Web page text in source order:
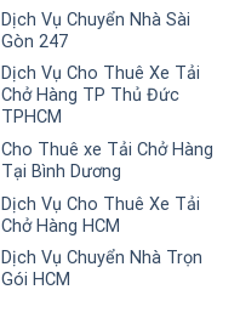
Dịch Vụ Chuyển Nhà Sài
Gòn 247
Dịch Vụ Cho Thuê Xe Tải
Chở Hàng TP Thủ Đức
TPHCM
Cho Thuê xe Tải Chở Hàng
Tại Bình Dương
Dịch Vụ Cho Thuê Xe Tải
Chở Hàng HCM
Dịch Vụ Chuyển Nhà Trọn
Gói HCM